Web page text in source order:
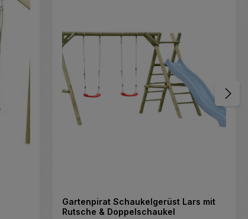
Gartenpirat Schaukelgerüst Lars mit
Rutsche & Doppelschaukel